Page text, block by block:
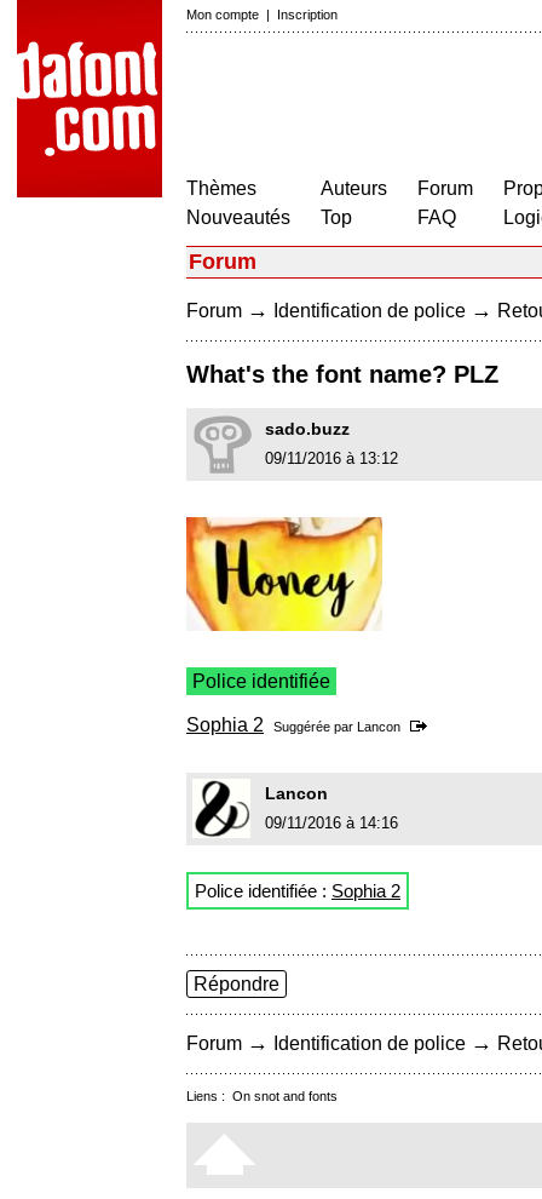
Mon compte | Inscription
Thèmes
Nouveautés
Auteurs
Top
Forum
FAQ
Forum
Forum → Identification de police →
What's the font name? PLZ
sado.buzz
09/11/2016 à 13:12
Police identifiée
Sophia 2 Suggérée par Lancon
Lancon
09/11/2016 à 14:16
Police identifiée : Sophia 2
Répondre
Forum → Identification de police →
Liens : On snot and fonts